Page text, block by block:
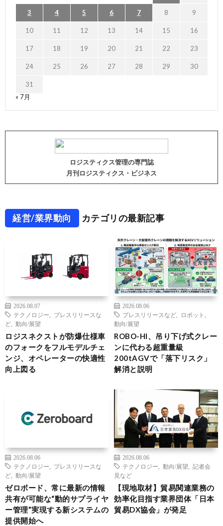
3 4 5 6 7 8 9
10 11 12 13 14 15 16
17 18 19 20 21 22 23
24 25 26 27 28 29 30
31
« 7月
ロジスティクス管理の専門誌
月刊ロジスティクス・ビジネス
経営/業界動向 カテゴリの最新記事
2026.08.07
テクノロジー
プレスリリースな
ど
動向/展望
ロジスネクストが防爆仕様車
のフォークをフルモデルチェ
ンジ、オペレーターの快適性
向上図る
2026.08.06
プレスリリースなど
ロボット
動向/展望
ROBO-HI、吊り下げ式クレー
ンに代わる超重量級
200tAGVで「落下リスク」
解消と説明
2026.08.06
テクノロジー
プレスリリースな
ど
動向/展望
ゼロボード、常に最新の情報
共有が可能な“動的サプライヤ
ー管理”実現する新システムの
提供開始へ
2026.08.06
テクノロジー
動向/展望
記者会
見など
【現地取材】貿易関連業務の
効率化目指す業界団体「日本
貿易DX協会」が発足